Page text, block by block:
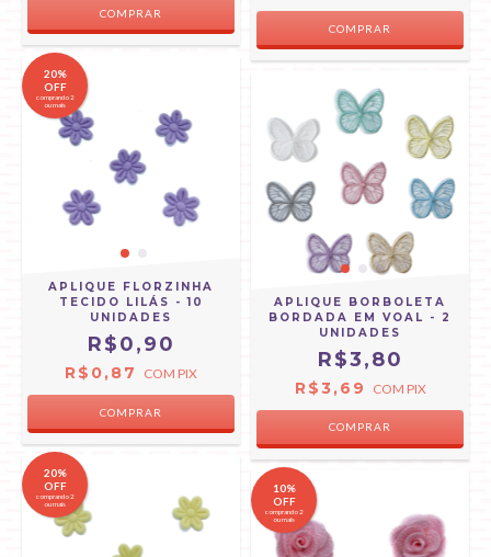
20%
OFF
comprando 2
ou mais
APLIQUE FLORZINHA
TECIDO LILÁS - 10
UNIDADES
R$0,90
R$0,87 COM PIX
APLIQUE BORBOLETA
BORDADA EM VOAL - 2
UNIDADES
R$3,80
R$3,69 COM PIX
COMPRAR
20%
OFF
comprando 2
ou mais
10%
OFF
comprando 2
ou mais